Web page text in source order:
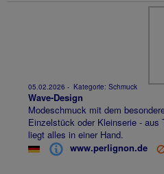
05.02.2026 - Kategorie: Schmuck
Wave-Design
Modeschmuck mit dem
Einzelstück oder Kleinserie - aus
liegt alles in einer Hand.
www.perlignon.de